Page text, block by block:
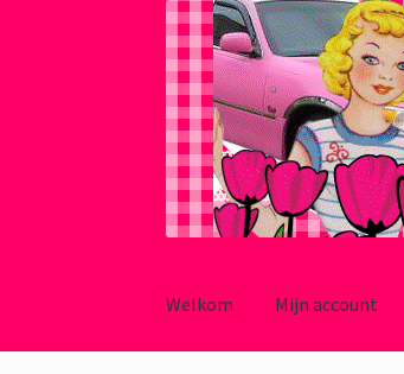
door
naar
Welkom Mijn account